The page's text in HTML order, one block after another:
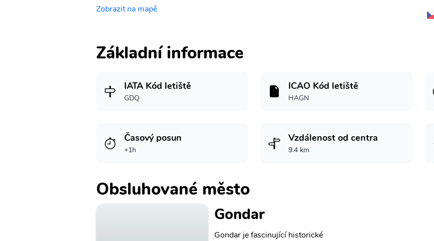
Zobrazit na mapě
Základní informace
IATA Kód letiště
GDQ
ICAO Kód letiště
HAGN
Časový posun
+1h
Vzdálenost od centra
9.4 km
Obsluhované město
Gondar
Gondar je fascinující historické